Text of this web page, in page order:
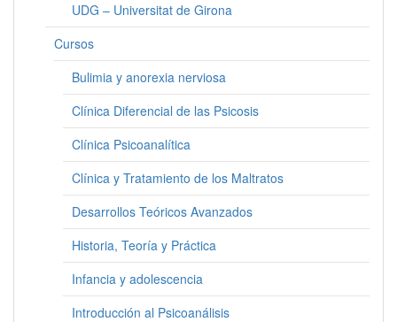
UDG – Universitat de Girona
Cursos
Bulimia y anorexia nerviosa
Clínica Diferencial de las Psicosis
Clínica Psicoanalítica
Clínica y Tratamiento de los Maltratos
Desarrollos Teóricos Avanzados
Historia, Teoría y Práctica
Infancia y adolescencia
Introducción al Psicoanálisis